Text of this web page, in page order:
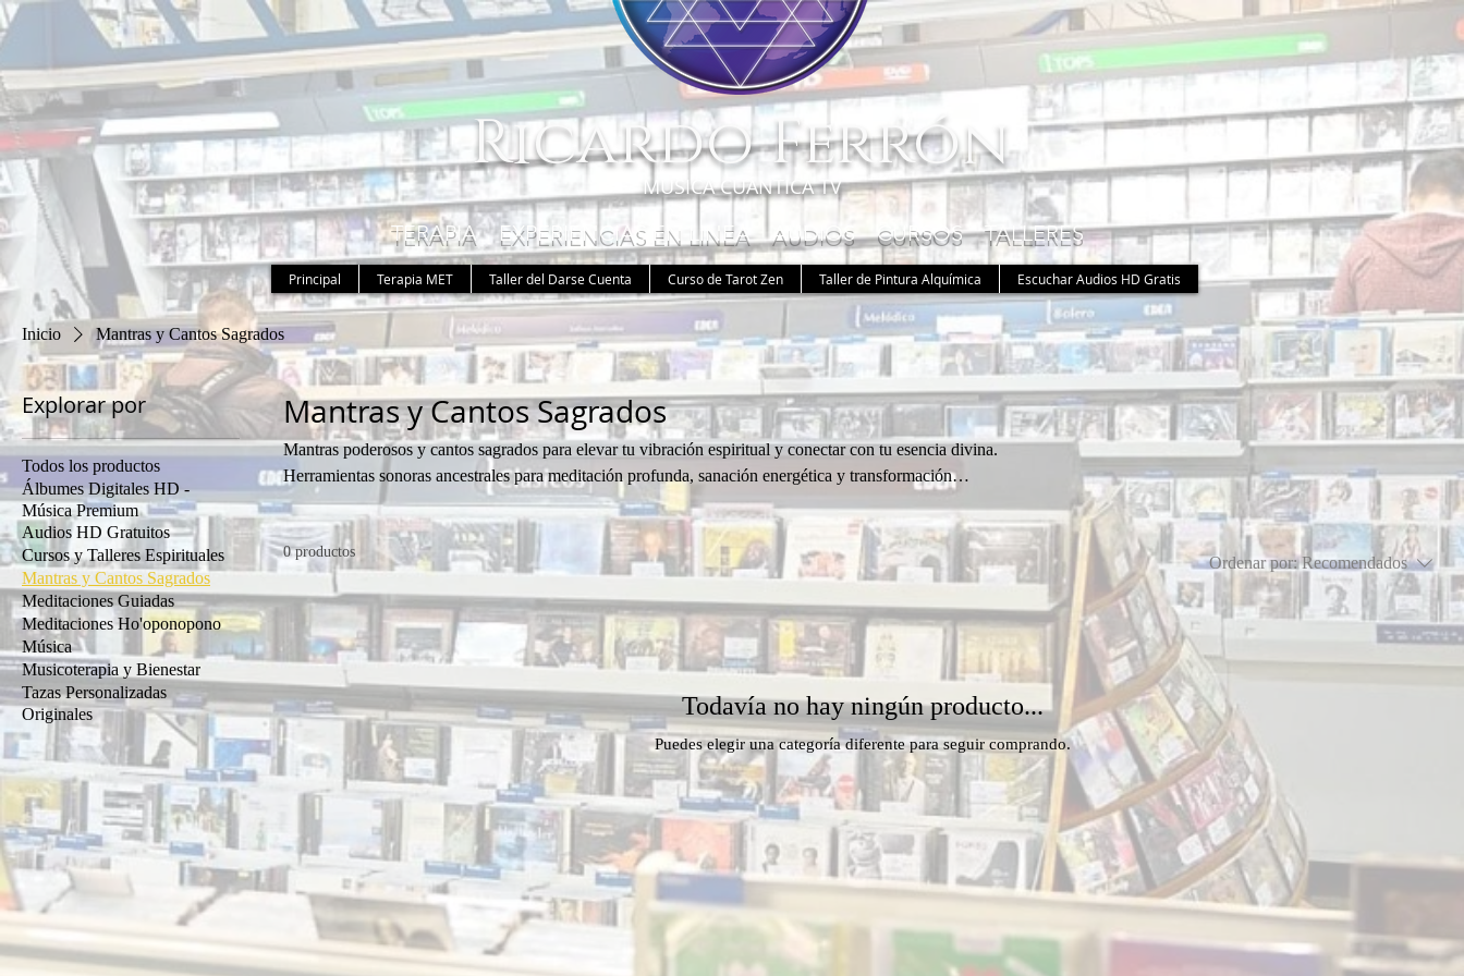
Ricardo Ferrón
MUSICA CUANTICA TV
TERAPIA EXPERIENCIAS EN LINEA AUDIOS CURSOS TALLERES
Principal Terapia MET Taller del Darse Cuenta Curso de Tarot Zen Taller de Pintura Alquímica Escuchar Audios HD Gratis
Inicio Mantras y Cantos Sagrados
Explorar por
Todos los productos
Álbumes Digitales HD -
Música Premium
Audios HD Gratuitos
Cursos y Talleres Espirituales
Mantras y Cantos Sagrados
Meditaciones Guiadas
Meditaciones Ho'oponopono
Música
Musicoterapia y Bienestar
Tazas Personalizadas
Originales
Mantras y Cantos Sagrados
Mantras poderosos y cantos sagrados para elevar tu vibración espiritual y conectar con tu esencia divina.
Herramientas sonoras ancestrales para meditación profunda, sanación energética y transformación
personal. Música espiritual auténtica para tu despertar.
0 productos
Ordenar por: Recomendados
Todavía no hay ningún producto...
Puedes elegir una categoría diferente para seguir comprando.